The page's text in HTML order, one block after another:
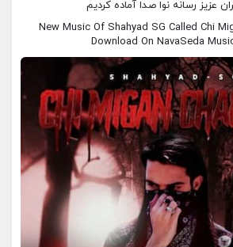
عزیز رسانه نوا صدا آماده کردیم
New Music Of Shahyad SG Called Chi
Download On NavaSeda